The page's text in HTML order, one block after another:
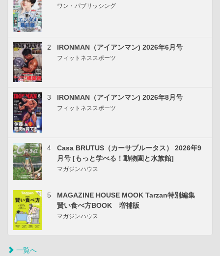
ワン・パブリッシング
2 IRONMAN（アイアンマン) 2026年6月号
フィットネススポーツ
3 IRONMAN（アイアンマン) 2026年8月号
フィットネススポーツ
4
Casa BRUTUS（カーサブルータス） 2026年9
月号 [もっと学べる！動物園と水族館]
マガジンハウス
5
MAGAZINE HOUSE MOOK Tarzan特別編集
賢い食べ方BOOK 増補版
マガジンハウス
一覧へ